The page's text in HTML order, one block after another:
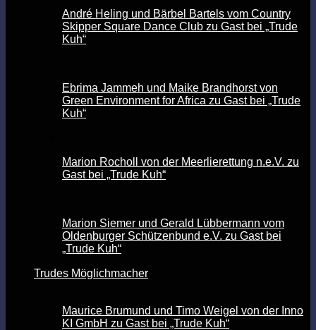
André Heling und Bärbel Bartels vom Country
Skipper Square Dance Club zu Gast bei „Trude
Kuh“
Ebrima Jammeh und Maike Brandhorst von
Green Environment for Africa zu Gast bei „Trude
Kuh“
Marion Rocholl von der Meerlierettung n.e.V. zu
Gast bei „Trude Kuh“
Marion Siemer und Gerald Lübbermann vom
Oldenburger Schützenbund e.V. zu Gast bei
„Trude Kuh“
Trudes Möglichmacher
Maurice Brumund und Timo Weigel von der Inno
KI GmbH zu Gast bei „Trude Kuh“